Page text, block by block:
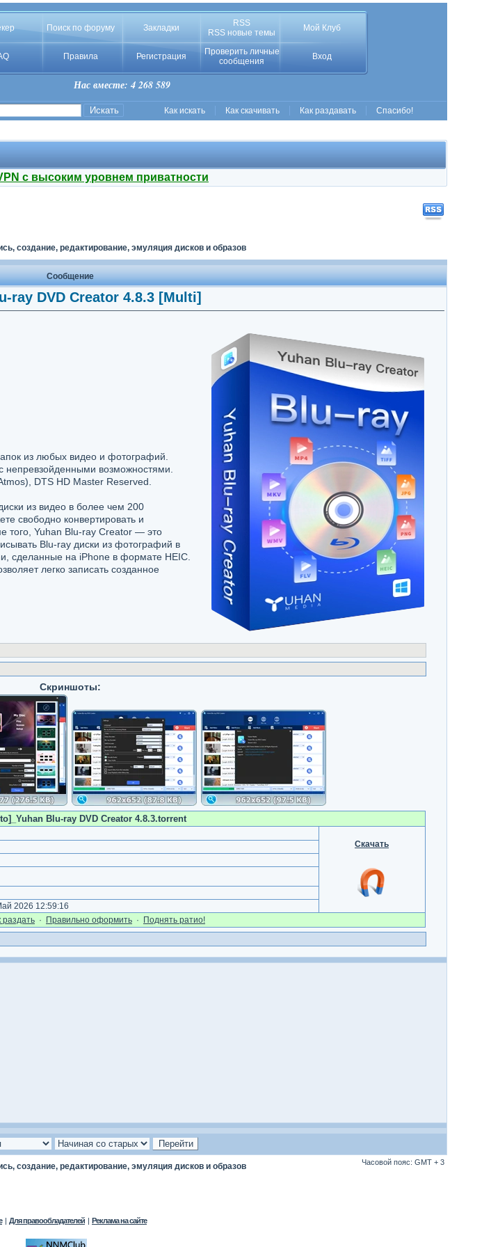
Поиск по форуму Закладки
RSS
RSS новые темы
Мой Клуб
Правила Регистрация
Проверить личные
сообщения
Вход
Нас вместе: 4 268 589
Как искать Как скачивать Как раздавать Спасибо!
с высоким уровнем приватности
создание, редактирование, эмуляция дисков и образов
Сообщение
ray DVD Creator 4.8.3 [Multi]
из любых видео и фотографий.
возможностями.
DTS HD Master Reserved.
из видео в более чем 200
свободно конвертировать и
того, Yuhan Blu-ray Creator — это
Blu-ray диски из фотографий в
сделанные на iPhone в формате HEIC.
легко записать созданное
Скриншоты:
Blu-ray DVD Creator 4.8.3.torrent
Скачать
2026 12:59:16
раздать · Правильно оформить · Поднять ратио!
создание, редактирование, эмуляция дисков и образов Часовой пояс: GMT + 3
| Для правообладателей | Реклама на сайте